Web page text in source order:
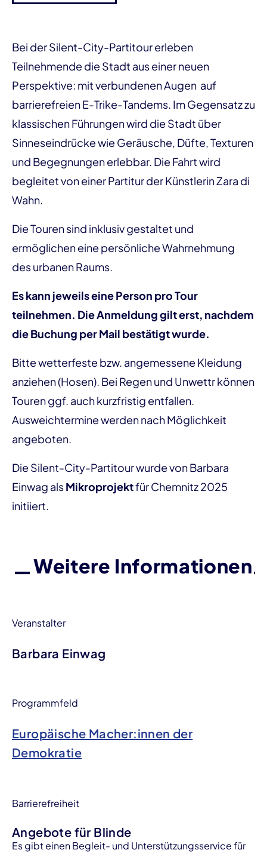
Bei der Silent-City-Partitour erleben
Teilnehmende die Stadt aus einer neuen
Perspektive: mit verbundenen Augen auf
barrierefreien E-Trike-Tandems. Im Gegensatz zu
klassischen Führungen wird die Stadt über
Sinneseindrücke wie Geräusche, Düfte, Texturen
und Begegnungen erlebbar. Die Fahrt wird
begleitet von einer Partitur der Künstlerin Zara di
Wahn.
Die Touren sind inklusiv gestaltet und
ermöglichen eine persönliche Wahrnehmung
des urbanen Raums.
Es kann jeweils eine Person pro Tour
teilnehmen. Die Anmeldung gilt erst, nachdem
die Buchung per Mail bestätigt wurde.
Bitte wetterfeste bzw. angemessene Kleidung
anziehen (Hosen). Bei Regen und Unwettr können
Touren ggf. auch kurzfristig entfallen.
Ausweichtermine werden nach Möglichkeit
angeboten.
Die Silent-City-Partitour wurde von Barbara
Einwag alsMikroprojektfür Chemnitz 2025
initiiert.
Weitere Informationen
Veranstalter
Barbara Einwag
Programmfeld
Europäische Macher:innen der
Demokratie
Barrierefreiheit
Angebote für Blinde
Es gibt einen Begleit- und Unterstützungsservice für